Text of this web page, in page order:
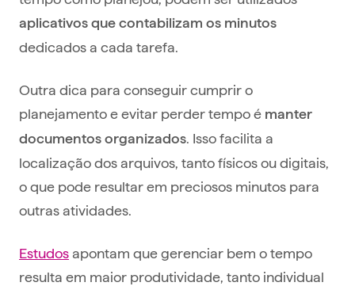
aplicativos que contabilizam os minutos
dedicados a cada tarefa.
Outra dica para conseguir cumprir o
planejamento e evitar perder tempo é manter
documentos organizados. Isso facilita a
localização dos arquivos, tanto físicos ou digitais,
o que pode resultar em preciosos minutos para
outras atividades.
Estudosapontam que gerenciar bem o tempo
resulta em maior produtividade, tanto individual